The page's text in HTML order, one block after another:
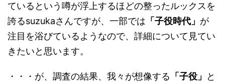
ているという噂が浮上するほどの整ったルックスを
誇るsuzukaさんですが、一部では 「子役時代」 が
注目を浴びているようなので、詳細について見てい
きたいと思います。
・・・が、調査の結果、我々が想像する 「子役」
と